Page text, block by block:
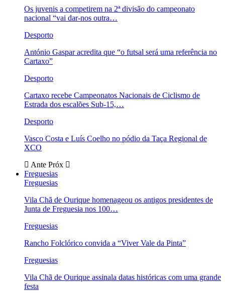
Os juvenis a competirem na 2ª divisão do campeonato
nacional “vai dar-nos outra…
Desporto
António Gaspar acredita que “o futsal será uma referência no
Cartaxo”
Desporto
Cartaxo recebe Campeonatos Nacionais de Ciclismo de
Estrada dos escalões Sub-15,…
Desporto
Vasco Costa e Luís Coelho no pódio da Taça Regional de
XCO
Ante Próx
Freguesias
Freguesias
Vila Chã de Ourique homenageou os antigos presidentes de
Junta de Freguesia nos 100…
Freguesias
Rancho Folclórico convida a “Viver Vale da Pinta”
Freguesias
Vila Chã de Ourique assinala datas históricas com uma grande
festa